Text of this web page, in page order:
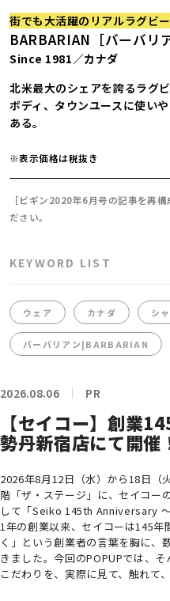
街でも大活躍のリアルラグビ
BARBARIAN［バーバリア
Since 1981／カナダ
北米最大のシェアを誇るラグ
ボディ、タウンユースに使い
ある。
※表示価格は税抜き
［ビギン2020年6月号の記事を再
ださい。
KEYWORD LIST
ウェア カナダ シ
バーバリアン|BARBARIAN
2026.08.06 PR
【セイコー】創業
勢丹新宿店にて開催
2026年8月12日（水）から18日（
階「ザ・ステージ」に、セイコ
して「Seiko 145th Anniversary
1年の創業以来、セイコーは145
く」という創業者の言葉を胸に、
きました。今回のPOPUPでは、
こだわりを、実際に見て、触れて